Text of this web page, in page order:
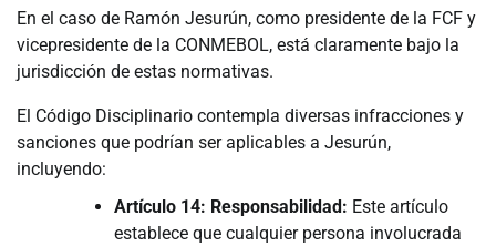
En el caso de Ramón Jesurún, como presidente de la FCF y
vicepresidente de la CONMEBOL, está claramente bajo la
jurisdicción de estas normativas.
El Código Disciplinario contempla diversas infracciones y
sanciones que podrían ser aplicables a Jesurún,
incluyendo:
Artículo 14: Responsabilidad: Este artículo
establece que cualquier persona involucrada